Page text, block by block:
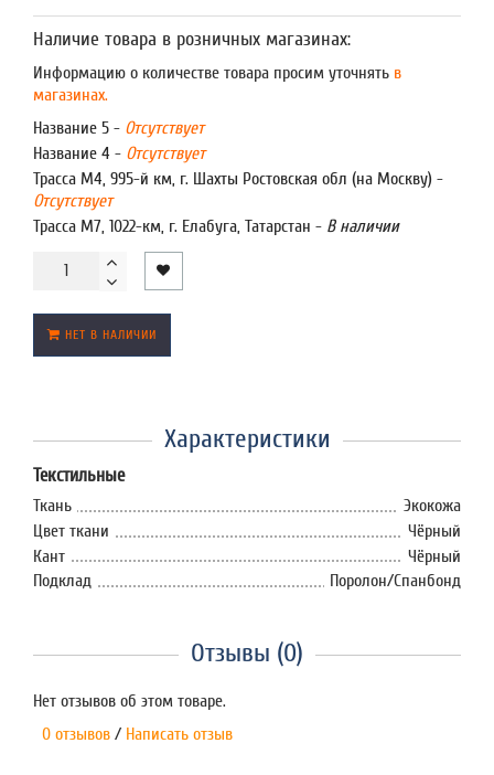
Наличие товара в розничных магазинах:
Информацию о количестве товара просим уточнять в
магазинах.
Название 5 - Отсутствует
Название 4 - Отсутствует
Трасса М4, 995-й км, г. Шахты Ростовская обл (на Москву) -
Отсутствует
Трасса М7, 1022-км, г. Елабуга, Татарстан - В наличии
НЕТ В НАЛИЧИИ
Характеристики
Текстильные
Ткань
Экокожа
Цвет ткани
Чёрный
Кант
Чёрный
Подклад
Поролон/Спанбонд
Отзывы (0)
Нет отзывов об этом товаре.
0 отзывов / Написать отзыв